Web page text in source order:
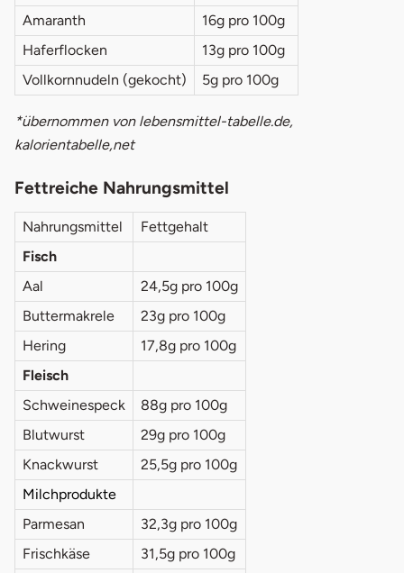
Amaranth
16g pro 100g
Haferflocken
13g pro 100g
Vollkornnudeln (gekocht)
5g pro 100g
*übernommen von lebensmittel-tabelle.de,
kalorientabelle,net
Fettreiche Nahrungsmittel
Nahrungsmittel
Fettgehalt
Fisch
Aal
24,5g pro 100g
Buttermakrele
23g pro 100g
Hering
17,8g pro 100g
Fleisch
Schweinespeck
88g pro 100g
Blutwurst
29g pro 100g
Knackwurst
25,5g pro 100g
Milchprodukte
Parmesan
32,3g pro 100g
Frischkäse
31,5g pro 100g